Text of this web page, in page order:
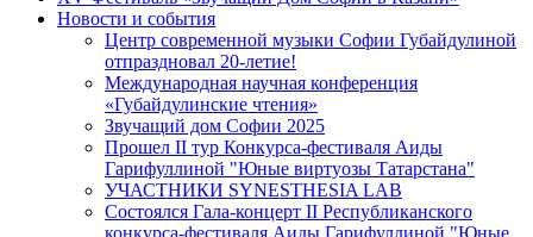
Новости и события
Центр современной музыки Софии Губайдулиной
отпраздновал 20-летие!
Международная научная конференция
«Губайдулинские чтения»
Звучащий дом Софии 2025
Прошел II тур Конкурса-фестиваля Аиды
Гарифуллиной "Юные виртуозы Татарстана"
УЧАСТНИКИ SYNESTHESIA LAB
Состоялся Гала-концерт II Республиканского
конкурса-фестиваля Аиды Гарифуллиной "Юные